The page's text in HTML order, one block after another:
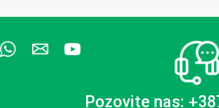
Pozovite nas: